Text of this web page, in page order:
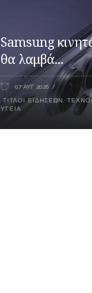
Samsung
θα λαμβά...
07 ΑΥΓ 2026
ΤΊΤΛΟΙ ΕΙΔΉΣΕΩΝ
ΥΓΕΊΑ